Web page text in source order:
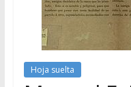
Hoja suelta